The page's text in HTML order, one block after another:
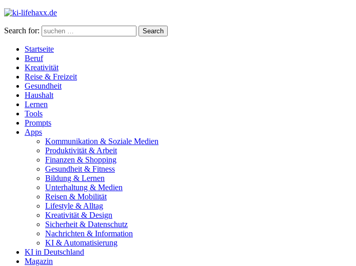
Search for: Search
Startseite
Beruf
Kreativität
Reise & Freizeit
Gesundheit
Haushalt
Lernen
Tools
Prompts
Apps
Kommunikation & Soziale Medien
Produktivität & Arbeit
Finanzen & Shopping
Gesundheit & Fitness
Bildung & Lernen
Unterhaltung & Medien
Reisen & Mobilität
Lifestyle & Alltag
Kreativität & Design
Sicherheit & Datenschutz
Nachrichten & Information
KI & Automatisierung
KI in Deutschland
Magazin